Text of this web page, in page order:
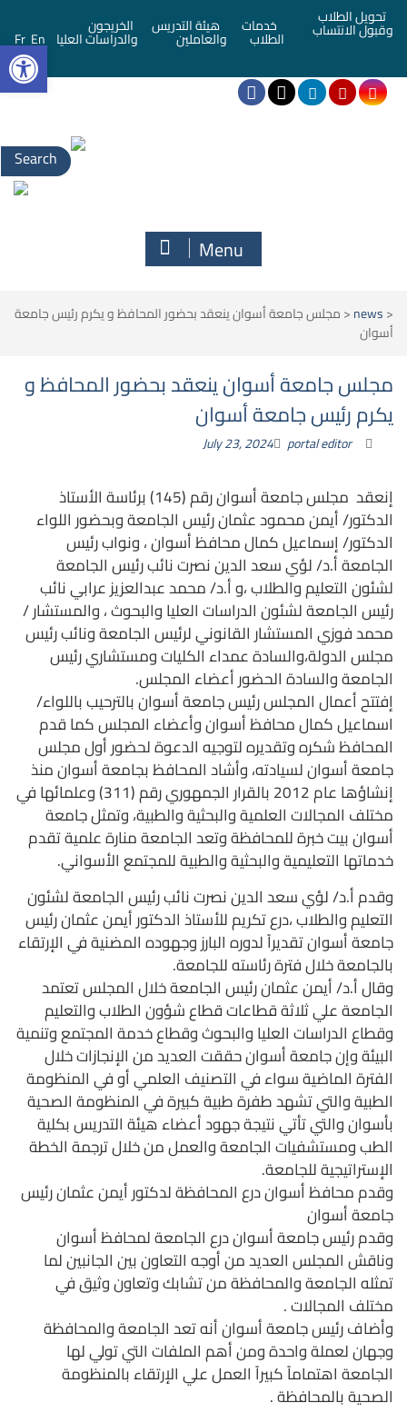
تحويل الطلاب
وقبول الانتساب خدمات
الطلاب
هيئة التدريس
والعاملين
الخريجون
والدراسات العليا En
Fr
Search
for:
Menu
<
news
<مجلس جامعة أسوان ينعقد بحضور المحافظ و يكرم رئيس جامعة
أسوان
مجلس جامعة أسوان ينعقد بحضور المحافظ و
يكرم رئيس جامعة أسوان
July 23, 2024 portal editor
إنعقد مجلس جامعة أسوان رقم (145) برئاسة الأستاذ
الدكتور/ أيمن محمود عثمان رئيس الجامعة وبحضور اللواء
الدكتور/ إسماعيل كمال محافظ أسوان ، ونواب رئيس
الجامعة أ.د/ لؤي سعد الدين نصرت نائب رئيس الجامعة
لشئون التعليم والطلاب ،و أ.د/ محمد عبدالعزيز عرابي نائب
رئيس الجامعة لشئون الدراسات العليا والبحوث ، والمستشار /
محمد فوزي المستشار القانوني لرئيس الجامعة ونائب رئيس
مجلس الدولة،والسادة عمداء الكليات ومستشاري رئيس
الجامعة والسادة الحضور أعضاء المجلس.
إفتتح أعمال المجلس رئيس جامعة أسوان بالترحيب باللواء/
اسماعيل كمال محافظ أسوان وأعضاء المجلس كما قدم
المحافظ شكره وتقديره لتوجيه الدعوة لحضور أول مجلس
جامعة أسوان لسيادته، وأشاد المحافظ بجامعة أسوان منذ
إنشاؤها عام 2012 بالقرار الجمهوري رقم (311) وعلمائها في
مختلف المجالات العلمية والبحثية والطبية، وتمثل جامعة
أسوان بيت خبرة للمحافظة وتعد الجامعة منارة علمية تقدم
خدماتها التعليمية والبحثية والطبية للمجتمع الأسواني.
وقدم أ.د/ لؤي سعد الدين نصرت نائب رئيس الجامعة لشئون
التعليم والطلاب ،درع تكريم للأستاذ الدكتور أيمن عثمان رئيس
جامعة أسوان تقديراً لدوره البارز وجهوده المضنية في الإرتقاء
بالجامعة خلال فترة رئاسته للجامعة.
وقال أ.د/ أيمن عثمان رئيس الجامعة خلال المجلس تعتمد
الجامعة علي ثلاثة قطاعات قطاع شؤون الطلاب والتعليم
وقطاع الدراسات العليا والبحوث وقطاع خدمة المجتمع وتنمية
البيئة وإن جامعة أسوان حققت العديد من الإنجازات خلال
الفترة الماضية سواء في التصنيف العلمي أو في المنظومة
الطبية والتي تشهد طفرة طبية كبيرة في المنظومة الصحية
بأسوان والتي تأتي نتيجة جهود أعضاء هيئة التدريس بكلية
الطب ومستشفيات الجامعة والعمل من خلال ترجمة الخطة
الإستراتيجية للجامعة.
وقدم محافظ أسوان درع المحافظة لدكتور أيمن عثمان رئيس
جامعة أسوان
وقدم رئيس جامعة أسوان درع الجامعة لمحافظ أسوان
وناقش المجلس العديد من أوجه التعاون بين الجانبين لما
تمثله الجامعة والمحافظة من تشابك وتعاون وثيق في
مختلف المجالات .
وأضاف رئيس جامعة أسوان أنه تعد الجامعة والمحافظة
وجهان لعملة واحدة ومن أهم الملفات التي تولي لها
الجامعة اهتماماً كبيراً العمل علي الإرتقاء بالمنظومة
الصحية بالمحافظة .